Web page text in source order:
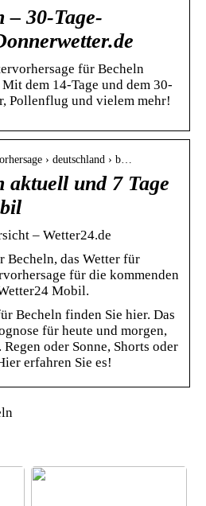
– 30-Tage-
für Becheln
dem 14-Tage und dem 30-
Pollenflug und vielem mehr!
› deutschland › b…
aktuell und 7 Tage
– Wetter24.de
Becheln, das Wetter für
für die kommenden
Mobil.
Becheln finden Sie hier. Das
für heute und morgen,
oder Sonne, Shorts oder
erfahren Sie es!